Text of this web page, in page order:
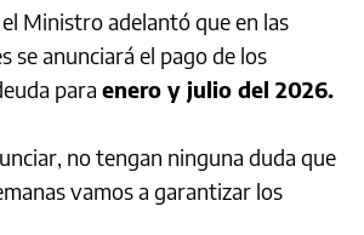
Ministro adelantó que en las
se anunciará el pago de los
para enero y julio del 2026.
no tengan ninguna duda que
vamos a garantizar los